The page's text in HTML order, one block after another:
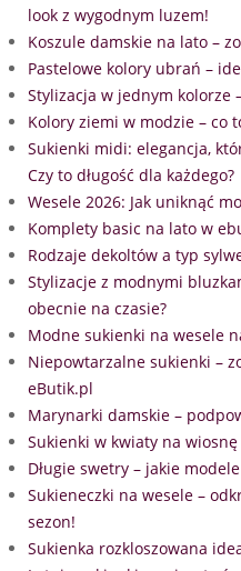
look z wygodnym luzem!
Koszule damskie na lato –
Pastelowe kolory ubrań –
Stylizacja w jednym kolorze
Kolory ziemi w modzie – co
Sukienki midi: elegancja,
Czy to długość dla każdego?
Wesele 2026: Jak uniknąć
Komplety basic na lato w
Rodzaje dekoltów a typ
Stylizacje z modnymi
obecnie na czasie?
Modne sukienki na wesele
Niepowtarzalne sukienki –
eButik.pl
Marynarki damskie –
Sukienki w kwiaty na
Długie swetry – jakie
Sukieneczki na wesele –
sezon!
Sukienka rozkloszowana